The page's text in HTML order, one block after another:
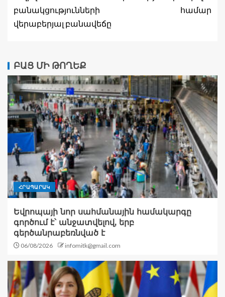
բանակցությունների
վերաբերյալ բանավեճը
համար
ԲԱՑ ՄԻ ԹՈՂԵՔ
ՀՐԱՊԱՐԱԿ
Եվրոպայի նոր սահմանային համակարգը
գործում է՝ անջատվելով, երբ
գերծանրաբեռնված է
06/08/2026 infomitk@gmail.com